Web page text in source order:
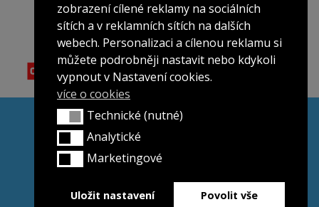
Všeobecné obchodní podmínky
Ochrana osobních údajů
zobrazení cílené reklamy na sociálních
sítích a v reklamních sítích na dalších
webech. Personalizaci a cílenou reklamu si
můžete podrobněji nastavit nebo kdykoli
vypnout v Nastavení cookies.
více o cookies
Technické (nutné)
Technické (nutné)
AnalytickéAnalytické
Marketingové
Marketingové
Uložit nastavení Povolit vše